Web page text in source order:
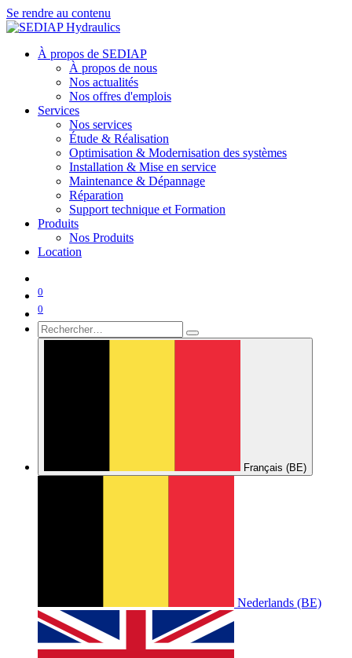
Se rendre au contenu
À propos de SEDIAP
À propos de nous
Nos actualités
Nos offres d'emplois
Services
Nos services
Étude & Réalisation
Optimisation & Modernisation des systèmes
Installation & Mise en service
Maintenance & Dépannage
Réparation
Support technique et Formation
Produits
Nos Produits
Location
0
0
Français (BE)
Nederlands (BE)